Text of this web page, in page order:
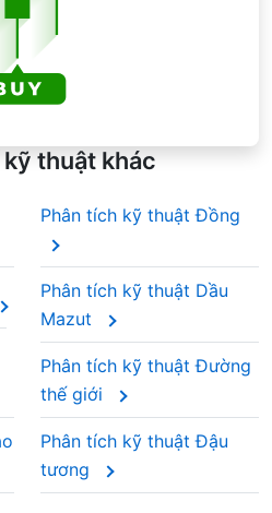
nhưng vẫn giữ giá cũ
tích đường trung bình
trong mùa báo cáo
dịch thường dựa vào
thay đổi động lượng
thuật khác
Phân tích kỹ thuật Đồng
Phân tích kỹ thuật Dầu
Mazut
Phân tích kỹ thuật Đường
thế giới
Phân tích kỹ thuật Đậu
tương